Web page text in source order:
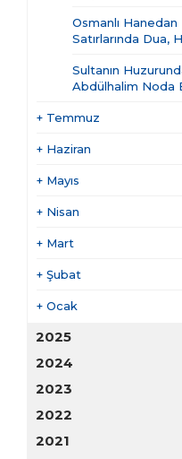
Osmanlı Hanedan
Satırlarında Dua,
Sultanın
Abdülhalim Noda
+ Temmuz
+ Haziran
+ Mayıs
+ Nisan
+ Mart
+ Şubat
+ Ocak
2025
2024
2023
2022
2021